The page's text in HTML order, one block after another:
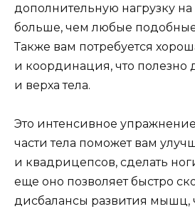
дополнительную нагрузку
больше, чем любые
Также вам потребуется
и координация, что
и верха тела.
Это интенсивное
части тела поможет вам
и квадрицепсов, сделать
еще оно позволяет быстро
дисбалансы развития мышц,